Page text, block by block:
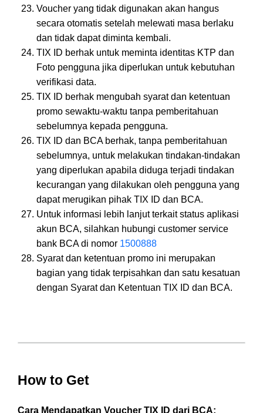
Voucher yang tidak digunakan akan hangus
secara otomatis setelah melewati masa berlaku
dan tidak dapat diminta kembali.
TIX ID berhak untuk meminta identitas KTP dan
Foto pengguna jika diperlukan untuk kebutuhan
verifikasi data.
TIX ID berhak mengubah syarat dan ketentuan
promo sewaktu-waktu tanpa pemberitahuan
sebelumnya kepada pengguna.
TIX ID dan BCA berhak, tanpa pemberitahuan
sebelumnya, untuk melakukan tindakan-tindakan
yang diperlukan apabila diduga terjadi tindakan
kecurangan yang dilakukan oleh pengguna yang
dapat merugikan pihak TIX ID dan BCA.
Untuk informasi lebih lanjut terkait status aplikasi
akun BCA, silahkan hubungi customer service
bank BCA di nomor 1500888
Syarat dan ketentuan promo ini merupakan
bagian yang tidak terpisahkan dan satu kesatuan
dengan Syarat dan Ketentuan TIX ID dan BCA.
How to Get
Cara Mendapatkan Voucher TIX ID dari BCA: